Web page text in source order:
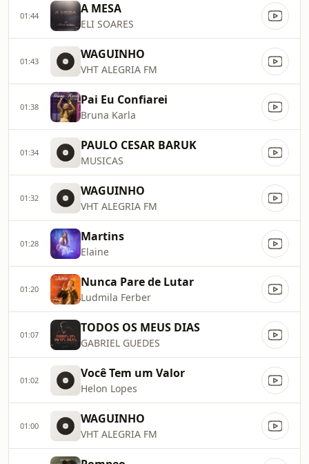
01:44 A MESA
ELI SOARES
01:43 WAGUINHO
VHT ALEGRIA FM
01:38 Pai Eu Confiarei
Bruna Karla
01:34 PAULO CESAR BARUK
MUSICAS
01:32 WAGUINHO
VHT ALEGRIA FM
01:28 Martins
Elaine
01:20 Nunca Pare de Lutar
Ludmila Ferber
01:07 TODOS OS MEUS DIAS
GABRIEL GUEDES
01:02 Você Tem um Valor
Helon Lopes
01:00 WAGUINHO
VHT ALEGRIA FM